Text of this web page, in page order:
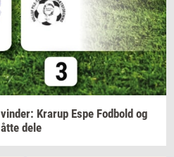
vin­der: Krarup Espe Fod­bold og
dele